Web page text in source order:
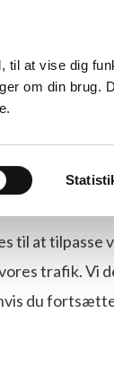
at vise dig
om din brug.
til at tilpasse
trafik. Vi
du